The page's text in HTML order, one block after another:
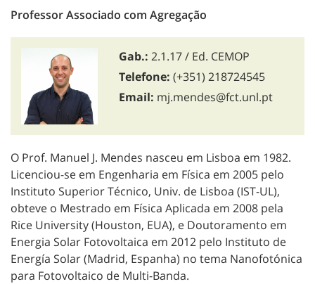
Professor Associado com Agregação
Gab.: 2.1.17 / Ed. CEMOP
Telefone: (+351) 218724545
Email: mj.mendes@fct.unl.pt
O Prof. Manuel J. Mendes nasceu em Lisboa em 1982.
Licenciou-se em Engenharia em Física em 2005 pelo
Instituto Superior Técnico, Univ. de Lisboa (IST-UL),
obteve o Mestrado em Física Aplicada em 2008 pela
Rice University (Houston, EUA), e Doutoramento em
Energia Solar Fotovoltaica em 2012 pelo Instituto de
Energía Solar (Madrid, Espanha) no tema Nanofotónica
para Fotovoltaico de Multi-Banda.